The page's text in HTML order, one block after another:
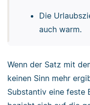
Die
auch warm.
Wenn der Satz mit
keinen Sinn mehr
Substantiv eine feste